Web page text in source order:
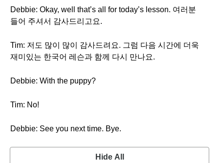
Debbie: Okay, well that’s all for today’s lesson. 여러분
들어 주셔서 감사드리고요.
Tim: 저도 많이 많이 감사드려요. 그럼 다음 시간에 더욱
재미있는 한국어 레슨과 함께 다시 만나요.
Debbie: With the puppy?
Tim: No!
Debbie: See you next time. Bye.
Hide All